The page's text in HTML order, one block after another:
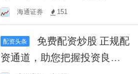
资良机海通证券 151
配资头条
资通道，助您把握投资良